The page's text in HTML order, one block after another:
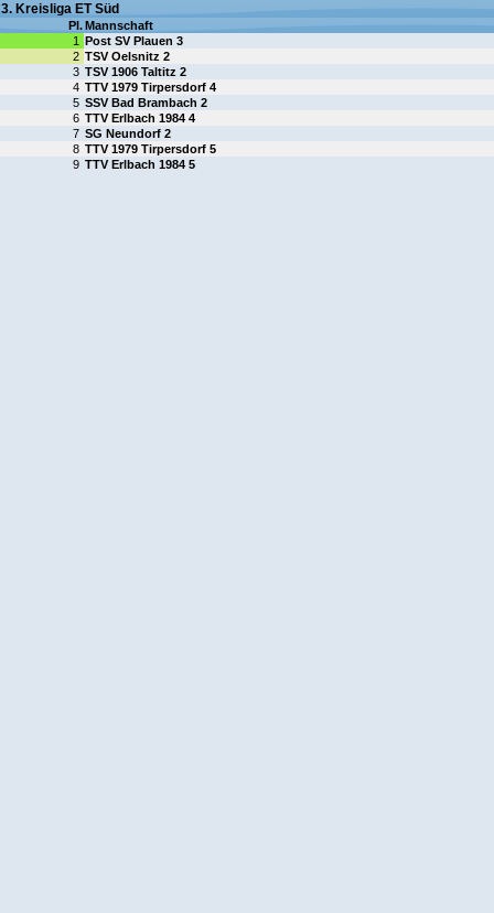
3. Kreisliga ET Süd
Pl.Mannschaft
1 Post SV Plauen 3
2 TSV Oelsnitz 2
3 TSV 1906 Taltitz 2
4 TTV 1979 Tirpersdorf 4
5 SSV Bad Brambach 2
6 TTV Erlbach 1984 4
7 SG Neundorf 2
8 TTV 1979 Tirpersdorf 5
9 TTV Erlbach 1984 5